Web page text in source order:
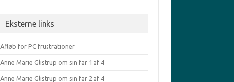
Eksterne links
Afløb for PC frustrationer
Anne Marie Glistrup om sin far 1 af 4
Anne Marie Glistrup om sin far 2 af 4